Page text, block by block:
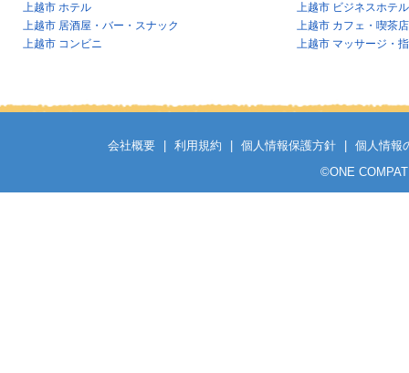
上越市 ホテル
上越市 ビジネスホテル
上越市 居酒屋・バー・スナック
上越市 カフェ・喫茶店
上越市 コンビニ
上越市 マッサージ・
会社概要 利用規約 個人情報保護方針
個人情報
©ONE